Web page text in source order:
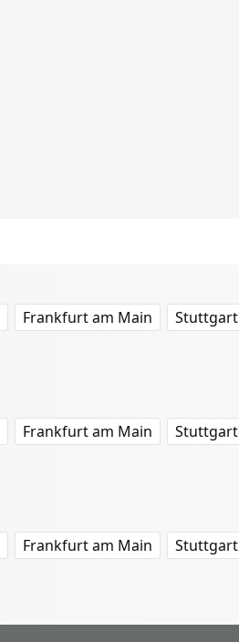
Frankfurt am Main Stuttgart
Frankfurt am Main Stuttgart
Frankfurt am Main Stuttgart